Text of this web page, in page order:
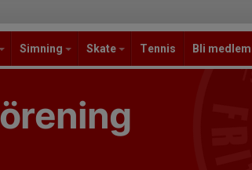
Simning Skate Tennis Bli medlem